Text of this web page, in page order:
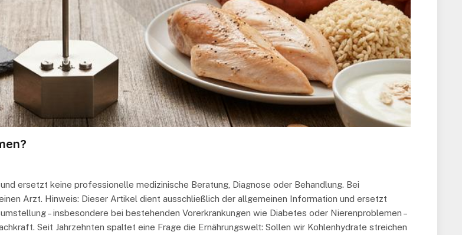
ersetzt keine professionelle medizinische Beratung, Diagnose oder Behandlung. Bei
Arzt. Hinweis: Dieser Artikel dient ausschließlich der allgemeinen Information und ersetzt
– insbesondere bei bestehenden Vorerkrankungen wie Diabetes oder Nierenproblemen –
Seit Jahrzehnten spaltet eine Frage die Ernährungswelt: Sollen wir Kohlenhydrate streichen